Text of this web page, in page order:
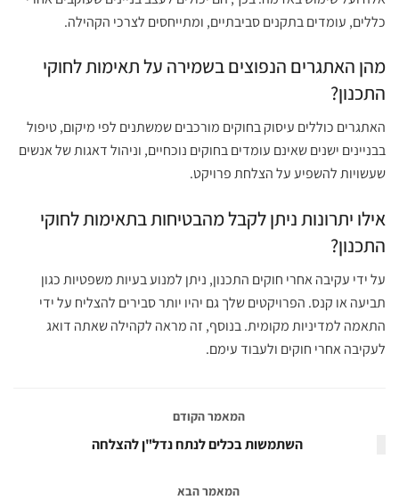
כללים, עומדים בתקנים סביבתיים, ומתייחסים לצרכי הקהילה.
מהן האתגרים הנפוצים בשמירה על תאימות לחוקי
התכנון?
האתגרים כוללים עיסוק בחוקים מורכבים שמשתנים לפי מיקום, טיפול
בבניינים ישנים שאינם עומדים בחוקים נוכחיים, וניהול דאגות של אנשים
שעשויות להשפיע על הצלחת פרויקט.
אילו יתרונות ניתן לקבל מהבטיחות בתאימות לחוקי
התכנון?
על ידי עקיבה אחרי חוקים התכנון, ניתן למנוע בעיות משפטיות כגון
תביעה או קנס. הפרויקטים שלך גם יהיו יותר סבירים להצליח על ידי
התאמה למדיניות מקומית. בנוסף, זה מראה לקהילה שאתה דואג
לעקיבה אחרי חוקים ולעבוד עימם.
המאמר הקודם
השתמשות בכלים לנתח נדל"ן להצלחה
המאמר הבא